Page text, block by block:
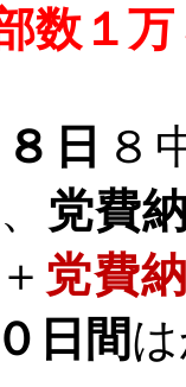
数１
日 ８
党費
党費
日間